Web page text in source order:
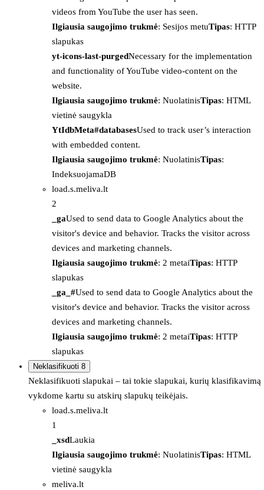
videos from YouTube the user has seen.
Ilgiausia saugojimo trukmė: Sesijos metuTipas: HTTP
slapukas
yt-icons-last-purgedNecessary for the implementation
and functionality of YouTube video-content on the
website.
Ilgiausia saugojimo trukmė: NuolatinisTipas: HTML
vietinė saugykla
YtIdbMeta#databasesUsed to track user’s interaction
with embedded content.
Ilgiausia saugojimo trukmė: NuolatinisTipas:
IndeksuojamaDB
load.s.meliva.lt
2
_gaUsed to send data to Google Analytics about the
visitor's device and behavior. Tracks the visitor across
devices and marketing channels.
Ilgiausia saugojimo trukmė: 2 metaiTipas: HTTP
slapukas
_ga_#Used to send data to Google Analytics about the
visitor's device and behavior. Tracks the visitor across
devices and marketing channels.
Ilgiausia saugojimo trukmė: 2 metaiTipas: HTTP
slapukas
Neklasifikuoti 8
Neklasifikuoti slapukai – tai tokie slapukai, kurių klasifikavimą
vykdome kartu su atskirų slapukų teikėjais.
load.s.meliva.lt
1
_xsdLaukia
Ilgiausia saugojimo trukmė: NuolatinisTipas: HTML
vietinė saugykla
meliva.lt